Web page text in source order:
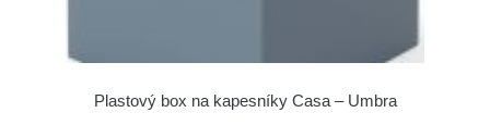
Plastový box na kapesníky Casa – Umbra